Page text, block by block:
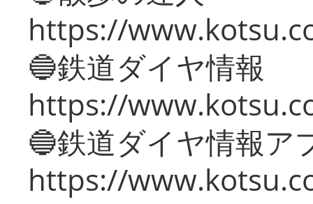
https://
🔵鉄道ダイヤ情報
https://
🔵鉄道ダイヤ情報ア
https://